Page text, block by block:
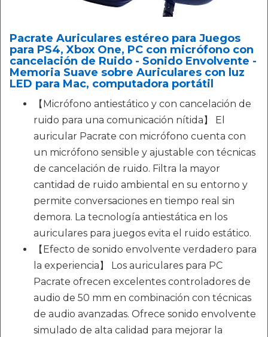
Pacrate Auriculares estéreo para Juegos
para PS4, Xbox One, PC con micrófono con
cancelación de Ruido - Sonido Envolvente -
Memoria Suave sobre Auriculares con luz
LED para Mac, computadora portátil
【Micrófono antiestático y con cancelación de
ruido para una comunicación nítida】 El
auricular Pacrate con micrófono cuenta con
un micrófono sensible y ajustable con técnicas
de cancelación de ruido. Filtra la mayor
cantidad de ruido ambiental en su entorno y
permite conversaciones en tiempo real sin
demora. La tecnología antiestática en los
auriculares para juegos evita el ruido estático.
【Efecto de sonido envolvente verdadero para
la experiencia】 Los auriculares para PC
Pacrate ofrecen excelentes controladores de
audio de 50 mm en combinación con técnicas
de audio avanzadas. Ofrece sonido envolvente
simulado de alta calidad para mejorar la